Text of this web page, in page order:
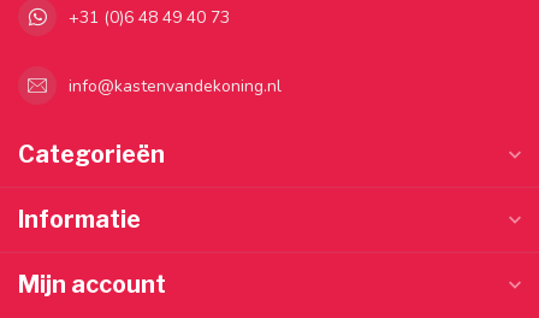
+31 (0)6 48 49 40 73
info@kastenvandekoning.nl
Categorieën
Informatie
Mijn account